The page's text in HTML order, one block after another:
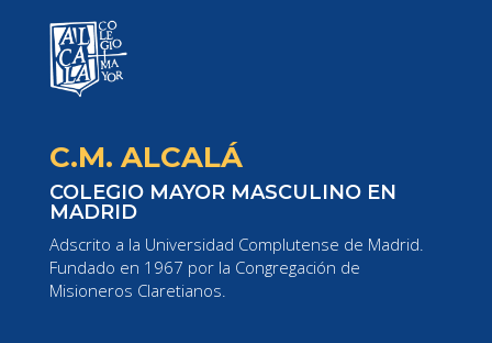
C.M. ALCALÁ
COLEGIO MAYOR MASCULINO EN
MADRID
Adscrito a la Universidad Complutense de Madrid.
Fundado en 1967 por la Congregación de
Misioneros Claretianos.